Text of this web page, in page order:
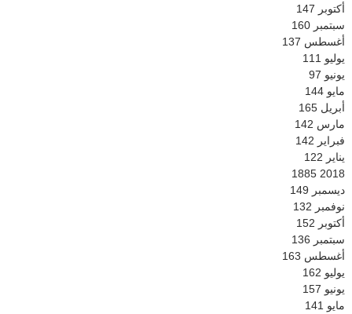
أكتوبر 147
سبتمبر 160
أغسطس 137
يوليو 111
يونيو 97
مايو 144
أبريل 165
مارس 142
فبراير 142
يناير 122
2018
1885
ديسمبر 149
نوفمبر 132
أكتوبر 152
سبتمبر 136
أغسطس 163
يوليو 162
يونيو 157
مايو 141